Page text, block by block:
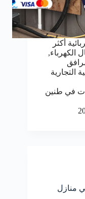
أكثر
الكهرباء,
التجارية
في طنين
كهربائي منازل